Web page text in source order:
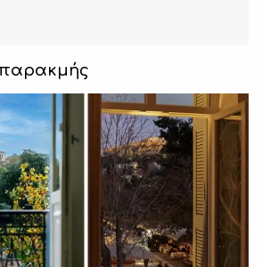
παρακμής